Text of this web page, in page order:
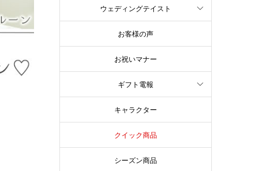
ウェディングテイスト
お客様の声
お祝いマナー
ギフト電報
キャラクター
クイック商品
シーズン商品